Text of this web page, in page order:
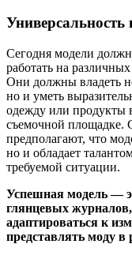
Универсальность
Сегодня модели
работать на
Они должны владеть
но и уметь
одежду или продукты
съемочной площадке.
предполагают, что
но и обладает
требуемой ситуации.
Успешная модель —
глянцевых
адаптироваться к
представлять моду в